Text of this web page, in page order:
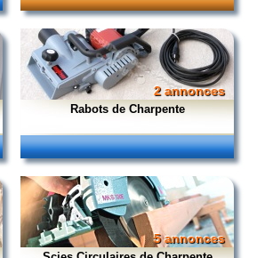
2 annonces
Rabots de Charpente
5 annonces